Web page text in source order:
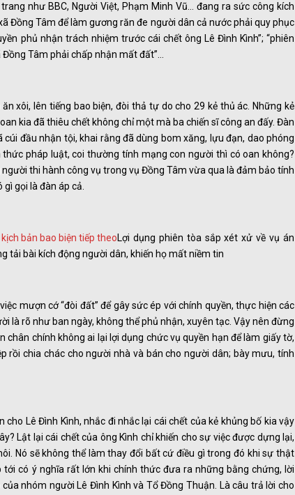
như BBC, Người Việt, Phạm Minh Vũ… đang ra sức công kích
Đồng Tâm để làm gương răn đe người dân cả nước phải quy phục
phủ nhận trách nhiệm trước cái chết ông Lê Đình Kình”; “phiên
Tâm phải chấp nhận mất đất”…
xôi, lên tiếng bao biện, đòi thả tự do cho 29 kẻ thủ ác. Những kẻ
kia đã thiêu chết không chỉ một mà ba chiến sĩ công an đấy. Đàn
đầu nhận tội, khai rằng đã dùng bom xăng, lựu đạn, dao phóng
pháp luật, coi thường tính mạng con người thì có oan không?
thi hành công vụ trong vụ Đồng Tâm vừa qua là đảm bảo tính
gọi là đàn áp cả.
Lợi dụng phiên tòa sắp xét xử về vụ án
tải bài kích động người dân, khiến họ mất niềm tin
mượn cớ “đòi đất” để gây sức ép với chính quyền, thực hiện các
là rõ như ban ngày, không thể phủ nhận, xuyên tạc. Vậy nên đừng
chân chính không ai lại lợi dụng chức vụ quyền hạn để làm giấy tờ,
rồi chia chác cho người nhà và bán cho người dân; bày mưu, tính
Lê Đình Kình, nhắc đi nhắc lại cái chết của kẻ khủng bố kia vậy
Lật lại cái chết của ông Kình chỉ khiến cho sự việc được dựng lại,
Nó sẽ không thể làm thay đổi bất cứ điều gì trong đó khi sự thật
có ý nghĩa rất lớn khi chính thức đưa ra những bằng chứng, lời
nhóm người Lê Đình Kình và Tổ Đồng Thuận. Là câu trả lời cho